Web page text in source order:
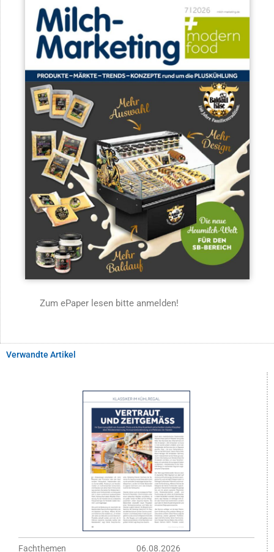
Zum ePaper lesen bitte anmelden!
Verwandte Artikel
Fachthemen
06.08.2026